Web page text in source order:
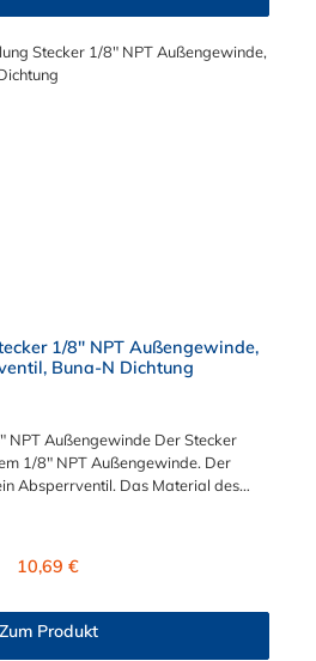
1/8" NPT Außengewinde,
Buna-N Dichtung
NPT Außengewinde Der Stecker
1/8" NPT Außengewinde. Der
Absperrventil. Das Material des
und MC- Serie kombinieren.
Regulärer Preis:
10,69 €
Zum Produkt